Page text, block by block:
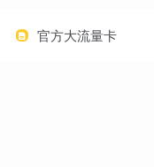
官方大流量卡